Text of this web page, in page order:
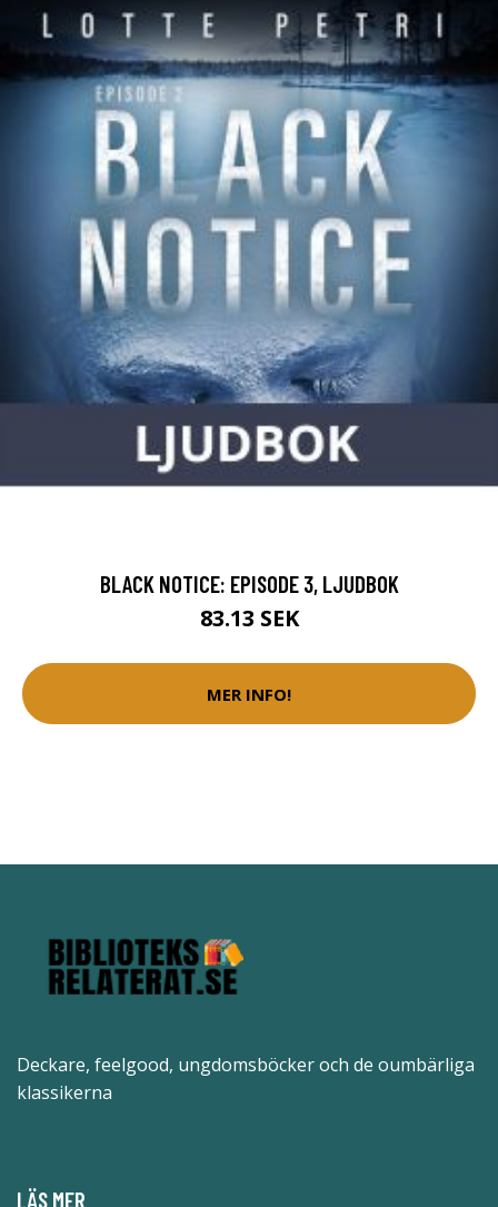
BLACK NOTICE: EPISODE 3, LJUDBOK
83.13 SEK
MER INFO!
Deckare, feelgood, ungdomsböcker och de oumbärliga
klassikerna
LÄS MER